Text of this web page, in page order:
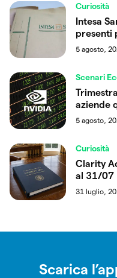
Curiosità
Intesa
presenti
5 agosto,
Scenari
aziende
5 agosto,
Curiosità
Clarity
al 31/07
31 luglio,
Scarica